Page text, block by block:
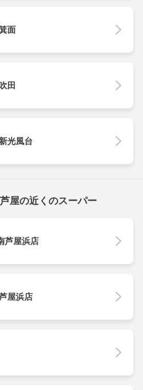
面
田
光風台
屋の近くのスーパー
芦屋浜店
屋浜店